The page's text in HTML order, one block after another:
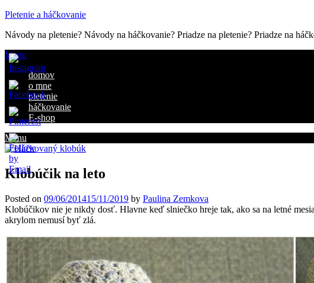
Pletenie a háčkovanie
Návody na pletenie? Návody na háčkovanie? Priadze na pletenie? Priadze na
Menu
domov
o mne
pletenie
háčkovanie
E-shop
Menu
Klobúčik na leto
Posted on 09/06/201415/11/2019 by Paulina Zemkova
Klobúčikov nie je nikdy dosť. Hlavne keď slniečko hreje tak, ako sa na letné
akrylom nemusí byť zlá.